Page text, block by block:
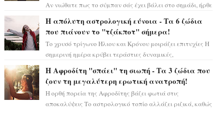
Αν νιώθατε πως το σύμπαν σάς έχει βάλει στο σημάδι, ήρθε
Η απόλυτη αστρολογική εύνοια - Τα 6 ζώδια
που πιάνουν το "τζάκποτ" σήμερα!
Το χρυσό τρίγωνο Ήλιου και Κρόνου μοιράζει επιτυχίες Η
σημερινή ημέρα κρύβει τεράστιες δυναμικές,
Η Αφροδίτη "σπάει" τη σιωπή - Τα 3 ζώδια που
ζουν τη μεγαλύτερη ερωτική ανατροπή!
Η ορθή πορεία της Αφροδίτης βάζει φωτιά στις
αποκαλύψεις Το αστρολογικό τοπίο αλλάζει ριζικά, καθώς